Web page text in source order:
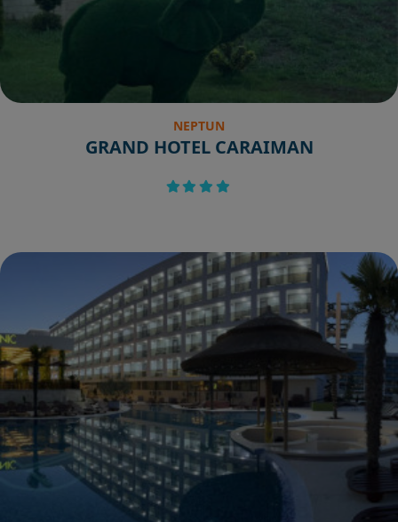
NEPTUN
GRAND HOTEL CARAIMAN